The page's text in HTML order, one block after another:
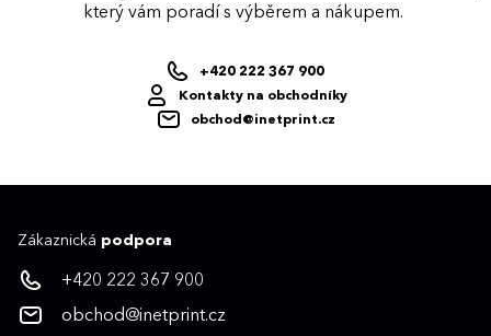
který vám poradí s výběrem a nákupem.
+420 222 367 900
Kontakty na obchodníky
obchod@inetprint.cz
Zákaznická podpora
+420 222 367 900
obchod@inetprint.cz